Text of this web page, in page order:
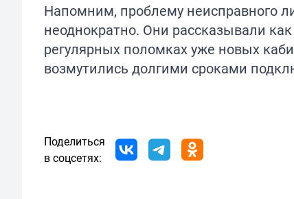
Напомним, проблему неисправного
неоднократно. Они рассказывали
регулярных поломках уже новых
возмутились долгими сроками
Поделиться
в соцсетях: